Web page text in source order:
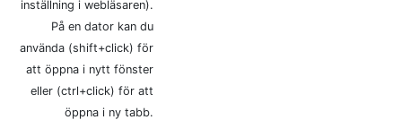
inställning i webläsaren).
På en dator kan du
använda (shift+click) för
att öppna i nytt fönster
eller (ctrl+click) för att
öppna i ny tabb.